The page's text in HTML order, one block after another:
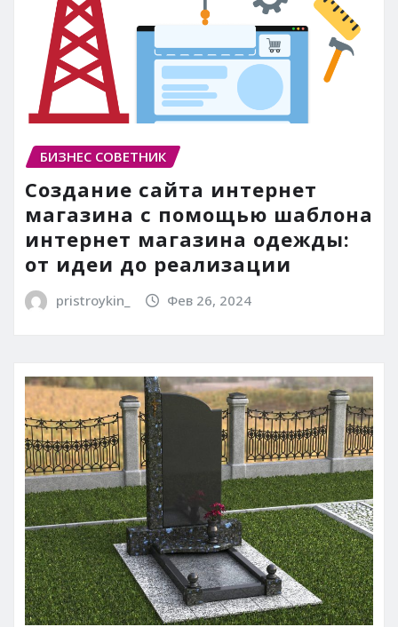
БИЗНЕС СОВЕТНИК
Создание сайта интернет
магазина с помощью шаблона
интернет магазина одежды:
от идеи до реализации
pristroykin_ Фев 26, 2024